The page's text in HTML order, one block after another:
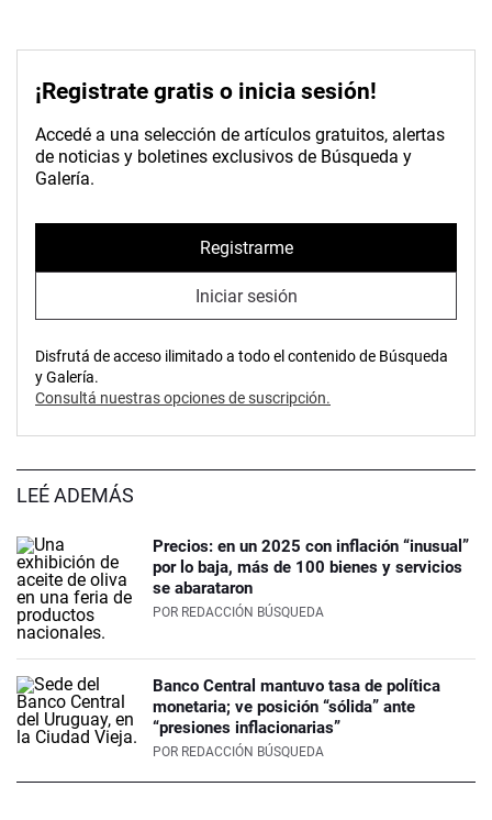
¡Registrate gratis o inicia sesión!
Accedé a una selección de artículos gratuitos, alertas
de noticias y boletines exclusivos de Búsqueda y
Galería.
Registrarme
Iniciar sesión
Disfrutá de acceso ilimitado a todo el contenido de Búsqueda
y Galería.
Consultá nuestras opciones de suscripción.
LEÉ ADEMÁS
Precios: en un 2025 con inflación “inusual”
por lo baja, más de 100 bienes y servicios
se abarataron
POR REDACCIÓN BÚSQUEDA
Banco Central mantuvo tasa de política
monetaria; ve posición “sólida” ante
“presiones inflacionarias”
POR REDACCIÓN BÚSQUEDA